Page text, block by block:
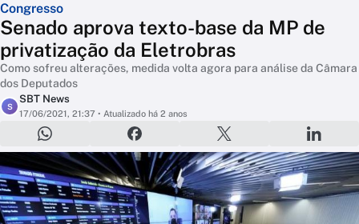
Congresso
Senado aprova texto-base da MP de
privatização da Eletrobras
Como sofreu alterações, medida volta agora para análise da Câmara
dos Deputados
S
SBT News
17/06/2021, 21:37 • Atualizado há 2 anos